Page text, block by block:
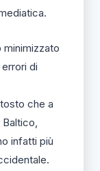
minimizzato
di
che a
infatti più